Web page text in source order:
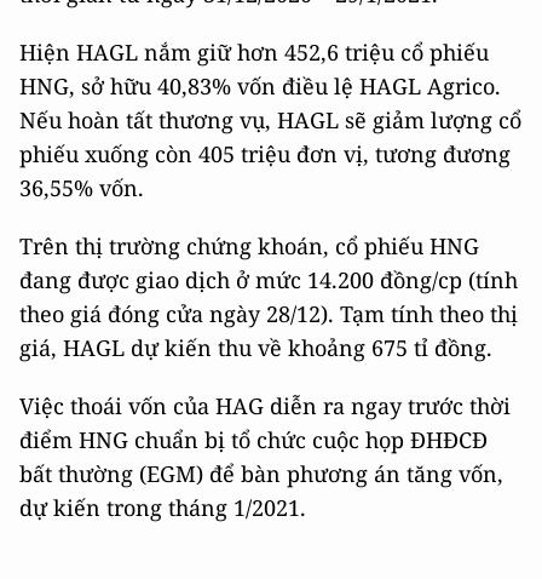
Hiện HAGL nắm giữ hơn 452,6 triệu cổ phiếu
HNG, sở hữu 40,83% vốn điều lệ HAGL Agrico.
Nếu hoàn tất thương vụ, HAGL sẽ giảm lượng cổ
phiếu xuống còn 405 triệu đơn vị, tương đương
36,55% vốn.
Trên thị trường chứng khoán, cổ phiếu HNG
đang được giao dịch ở mức 14.200 đồng/cp (tính
theo giá đóng cửa ngày 28/12). Tạm tính theo thị
giá, HAGL dự kiến thu về khoảng 675 tỉ đồng.
Việc thoái vốn của HAG diễn ra ngay trước thời
điểm HNG chuẩn bị tổ chức cuộc họp ĐHĐCĐ
bất thường (EGM) để bàn phương án tăng vốn,
dự kiến trong tháng 1/2021.